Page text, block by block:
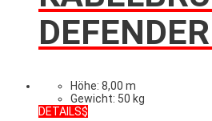
Höhe: 8,00 m
Gewicht: 50 kg
DETAILS